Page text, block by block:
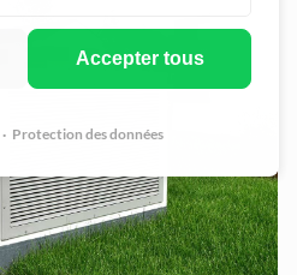
Accepter tous
Protection des données